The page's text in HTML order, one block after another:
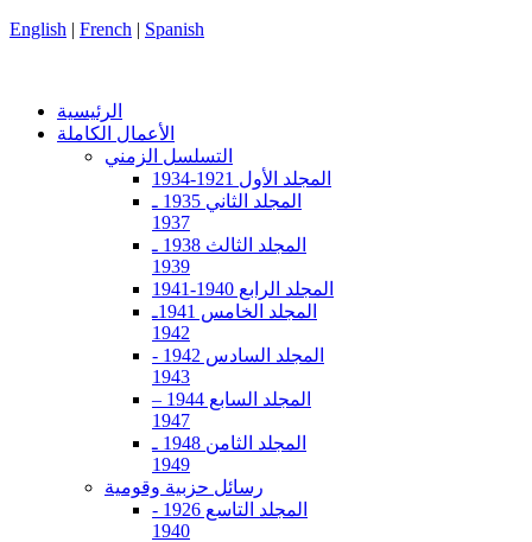
English | French | Spanish
الرئيسية
الأعمال الكاملة
التسلسل الزمني
المجلد الأول 1921-1934
المجلد الثاني 1935 ـ
1937
المجلد الثالث 1938 ـ
1939
المجلد الرابع 1940-1941
المجلد الخامس 1941ـ
1942
المجلد السادس 1942 -
1943
المجلد السابع 1944 –
1947
المجلد الثامن 1948 ـ
1949
رسائل حزبية وقومية
المجلد التاسع 1926 -
1940